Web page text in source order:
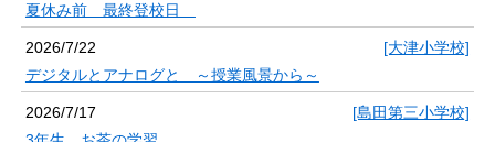
夏休み前 最終登校日
2026/7/22
[大津小学校]
デジタルとアナログと ～授業風景から～
2026/7/17
[島田第三小学校]